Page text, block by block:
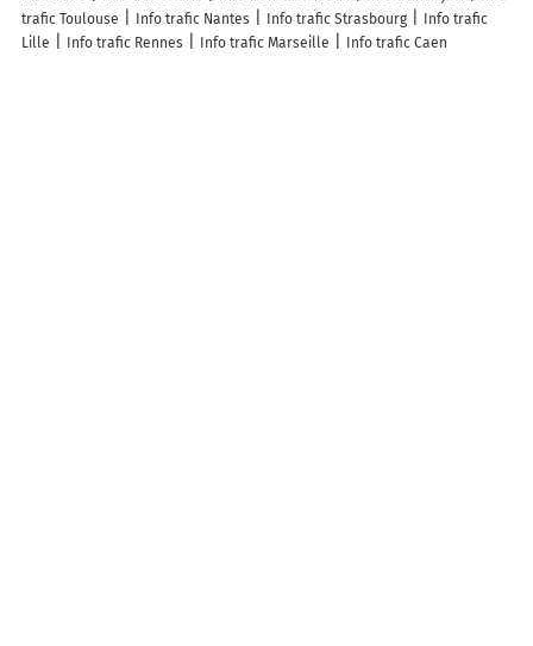
trafic Toulouse
Info trafic Nantes Info trafic Strasbourg
Info trafic
Lille
Info trafic Rennes Info trafic Marseille Info trafic Caen